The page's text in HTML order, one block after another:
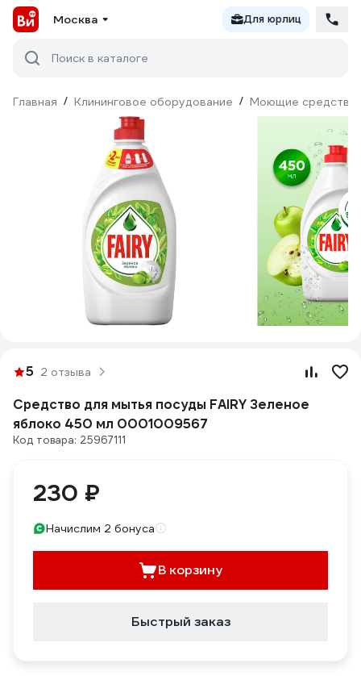
Москва Для юрлиц
Поиск в каталоге
Главная / Клининговое оборудование / Моющие средства
5 2 отзыва
Средство для мытья посуды FAIRY Зеленое
яблоко 450 мл 0001009567
Код товара: 25967111
230 ₽
Начислим 2 бонуса
В корзину
Быстрый заказ